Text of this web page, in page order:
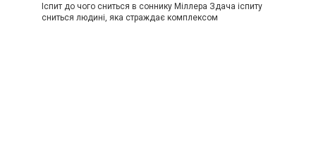
Іспит до чого сниться в соннику Міллера Здача іспиту
сниться людині, яка страждає комплексом